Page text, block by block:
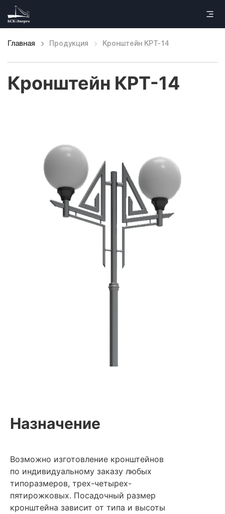
Главная
Продукция
Контакты
Каталог
Долгобродская, 18/1 (корпус)
Главная Продукция Кронштейн КРТ-14
Кронштейн КРТ-14
Назначение
Возможно изготовление кронштейнов
по индивидуальному заказу любых
типоразмеров, трех-четырех-
пятирожковых. Посадочный размер
кронштейна зависит от типа и высоты